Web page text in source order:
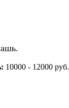
10000 - 12000 руб.